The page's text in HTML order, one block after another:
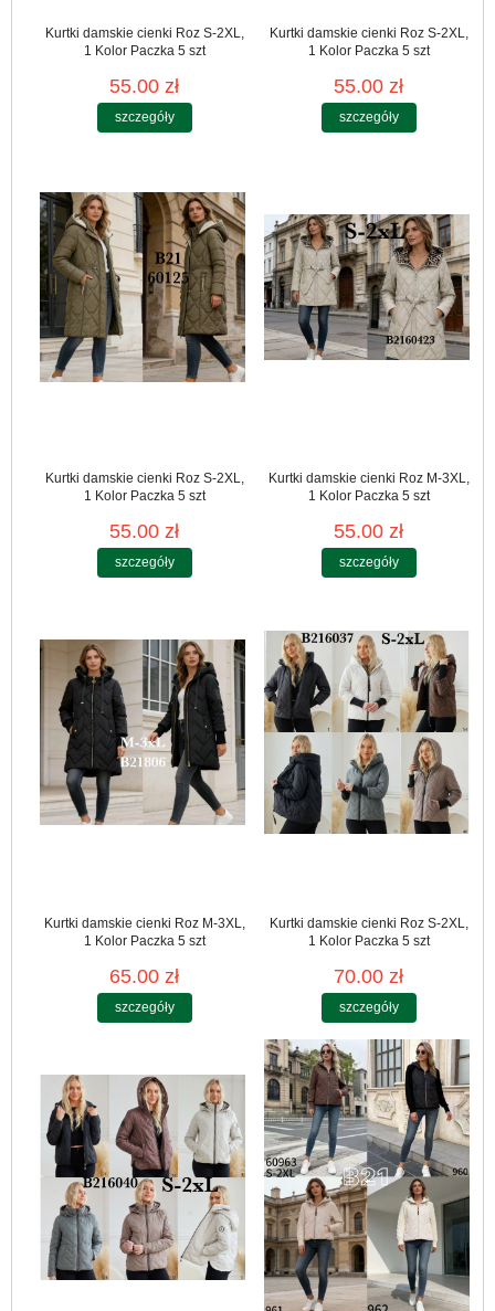
Kurtki damskie cienki Roz S-2XL,
1 Kolor Paczka 5 szt
55.00 zł
szczegóły
Kurtki damskie cienki Roz S-2XL,
1 Kolor Paczka 5 szt
55.00 zł
szczegóły
Kurtki damskie cienki Roz S-2XL,
1 Kolor Paczka 5 szt
55.00 zł
szczegóły
Kurtki damskie cienki Roz M-3XL,
1 Kolor Paczka 5 szt
55.00 zł
szczegóły
Kurtki damskie cienki Roz M-3XL,
1 Kolor Paczka 5 szt
65.00 zł
szczegóły
Kurtki damskie cienki Roz S-2XL,
1 Kolor Paczka 5 szt
70.00 zł
szczegóły